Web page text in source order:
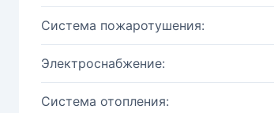
Система пожаротушения:
Электроснабжение:
Система отопления: